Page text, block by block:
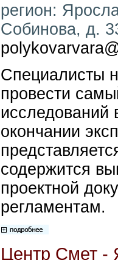
регион:
Собинова, д.
Специалисты
провести
исследований
окончании
содержится
проектной
регламентам.
Центр Смет -